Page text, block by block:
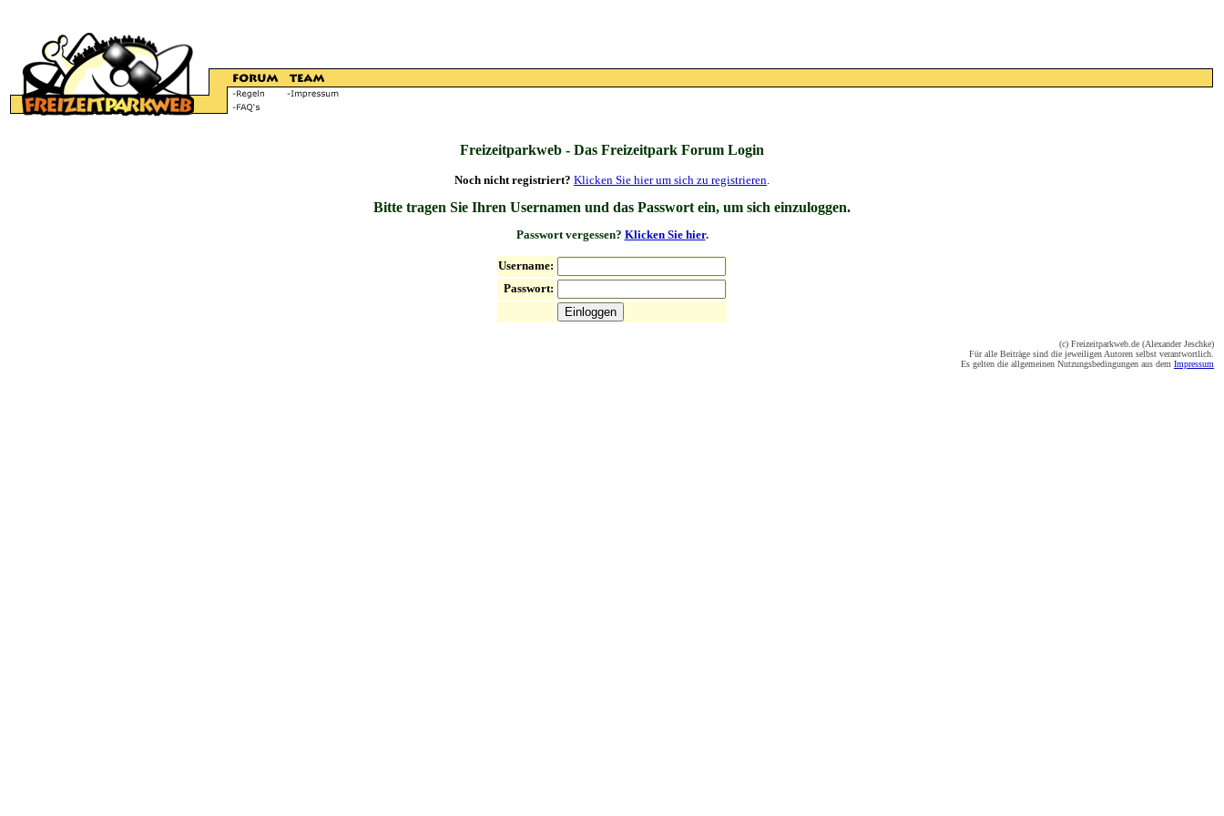
Freizeitparkweb - Das Freizeitpark Forum Login
Noch nicht registriert? Klicken Sie hier um sich zu registrieren.
Bitte tragen Sie Ihren Usernamen und das Passwort ein, um sich einzuloggen.
Passwort vergessen? Klicken Sie hier.
Username:
Passwort:
(c) Freizeitparkweb.de (Alexander Jeschke)
Für alle Beiträge sind die jeweiligen Autoren selbst verantwortlich.
Es gelten die allgemeinen Nutzungsbedingungen aus dem Impressum